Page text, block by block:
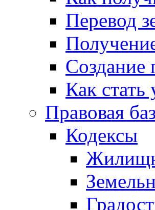
Перевод
Создание
Как
Правовая
Кодексы